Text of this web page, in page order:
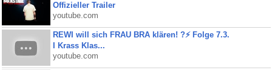
Offizieller Trailer
youtube.com
REWI will sich FRAU BRA klären! ?⚡️ Folge 7.3.
I Krass Klas...
youtube.com